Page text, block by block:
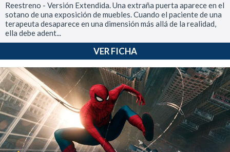
Reestreno - Versión Extendida. Una extraña puerta aparece en el
sotano de una exposición de muebles. Cuando el paciente de una
terapeuta desaparece en una dimensión más allá de la realidad,
ella debe adent...
VER FICHA